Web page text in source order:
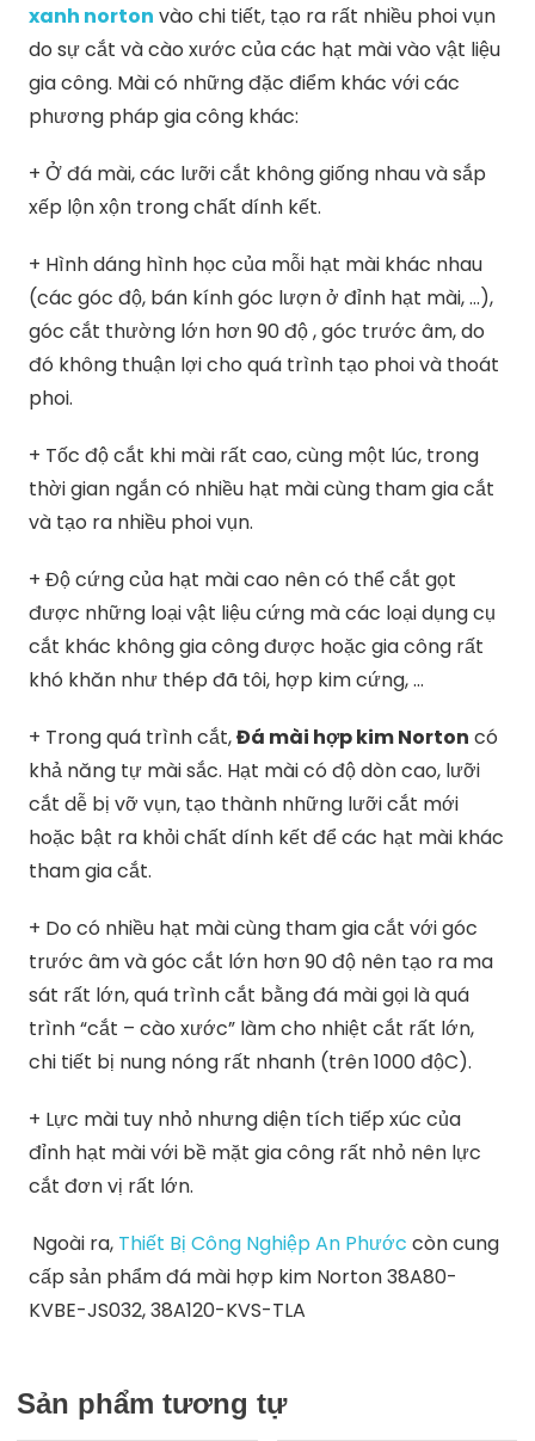
xanh norton vào chi tiết, tạo ra rất nhiều phoi vụn
do sự cắt và cào xước của các hạt mài vào vật liệu
gia công. Mài có những đặc điểm khác với các
phương pháp gia công khác:
+ Ở đá mài, các lưỡi cắt không giống nhau và sắp
xếp lộn xộn trong chất dính kết.
+ Hình dáng hình học của mỗi hạt mài khác nhau
(các góc độ, bán kính góc lượn ở đỉnh hạt mài, …),
góc cắt thường lớn hơn 90 độ , góc trước âm, do
đó không thuận lợi cho quá trình tạo phoi và thoát
phoi.
+ Tốc độ cắt khi mài rất cao, cùng một lúc, trong
thời gian ngắn có nhiều hạt mài cùng tham gia cắt
và tạo ra nhiều phoi vụn.
+ Độ cứng của hạt mài cao nên có thể cắt gọt
được những loại vật liệu cứng mà các loại dụng cụ
cắt khác không gia công được hoặc gia công rất
khó khăn như thép đã tôi, hợp kim cứng, …
+ Trong quá trình cắt,Đá mài hợp kim Norton có
khả năng tự mài sắc. Hạt mài có độ dòn cao, lưỡi
cắt dễ bị vỡ vụn, tạo thành những lưỡi cắt mới
hoặc bật ra khỏi chất dính kết để các hạt mài khác
tham gia cắt.
+ Do có nhiều hạt mài cùng tham gia cắt với góc
trước âm và góc cắt lớn hơn 90 độ nên tạo ra ma
sát rất lớn, quá trình cắt bằng đá mài gọi là quá
trình “cắt – cào xước” làm cho nhiệt cắt rất lớn,
chi tiết bị nung nóng rất nhanh (trên 1000 độC).
+ Lực mài tuy nhỏ nhưng diện tích tiếp xúc của
đỉnh hạt mài với bề mặt gia công rất nhỏ nên lực
cắt đơn vị rất lớn.
Ngoài ra, Thiết Bị Công Nghiệp An Phước còn cung
cấp sản phẩm đá mài hợp kim Norton 38A80-
KVBE-JS032, 38A120-KVS-TLA
Sản phẩm tương tự